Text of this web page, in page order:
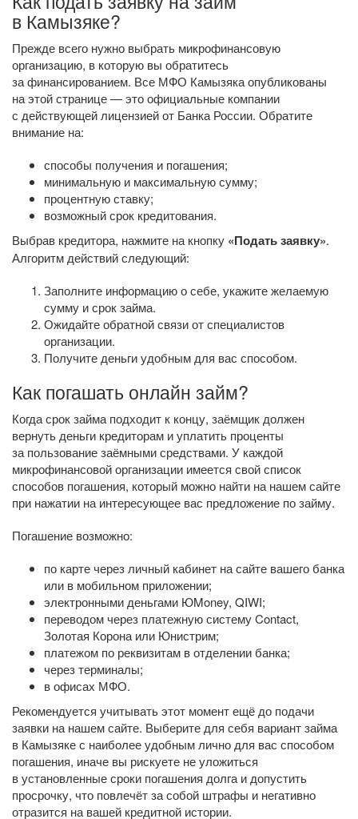
в Камызяке?
Прежде всего нужно выбрать микрофинансовую
организацию, в которую вы обратитесь
за финансированием. Все МФО Камызяка опубликованы
на этой странице — это официальные компании
с действующей лицензией от Банка России. Обратите
внимание на:
способы получения и погашения;
минимальную и максимальную сумму;
процентную ставку;
возможный срок кредитования.
Выбрав кредитора, нажмите на кнопку «Подать заявку».
Алгоритм действий следующий:
Заполните информацию о себе, укажите желаемую
сумму и срок займа.
Ожидайте обратной связи от специалистов
организации.
Получите деньги удобным для вас способом.
Как погашать онлайн займ?
Когда срок займа подходит к концу, заёмщик должен
вернуть деньги кредиторам и уплатить проценты
за пользование заёмными средствами. У каждой
микрофинансовой организации имеется свой список
способов погашения, который можно найти на нашем сайте
при нажатии на интересующее вас предложение по займу.
Погашение возможно:
по карте через личный кабинет на сайте вашего банка
или в мобильном приложении;
электронными деньгами ЮMoney, QIWI;
переводом через платежную систему Contact,
Золотая Корона или Юнистрим;
платежом по реквизитам в отделении банка;
через терминалы;
в офисах МФО.
Рекомендуется учитывать этот момент ещё до подачи
заявки на нашем сайте. Выберите для себя вариант займа
в Камызяке с наиболее удобным лично для вас способом
погашения, иначе вы рискуете не уложиться
в установленные сроки погашения долга и допустить
просрочку, что повлечёт за собой штрафы и негативно
отразится на вашей кредитной истории.